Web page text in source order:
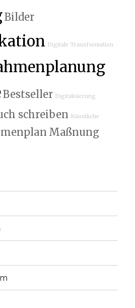
Bilder
Digitale Transformation
Bestseller Digitalisierung
schreiben Künstliche
Maßnung